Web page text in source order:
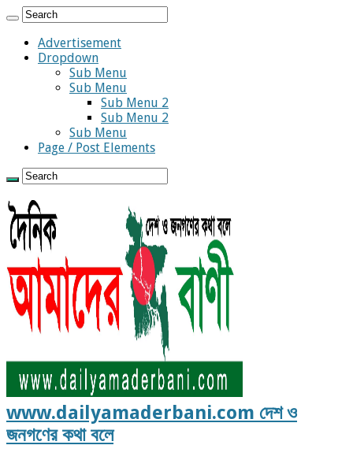
Advertisement
Dropdown
Sub Menu
Sub Menu
Sub Menu 2
Sub Menu 2
Sub Menu
Page / Post Elements
www.dailyamaderbani.com দেশ ও
জনগণের কথা বলে